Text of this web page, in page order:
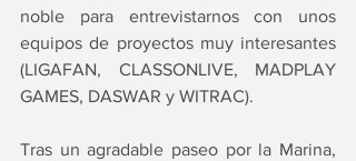
noble para entrevistarnos con unos
equipos de proyectos muy interesantes
(LIGAFAN, CLASSONLIVE, MADPLAY
GAMES, DASWAR y WITRAC).
Tras un agradable paseo por la Marina,